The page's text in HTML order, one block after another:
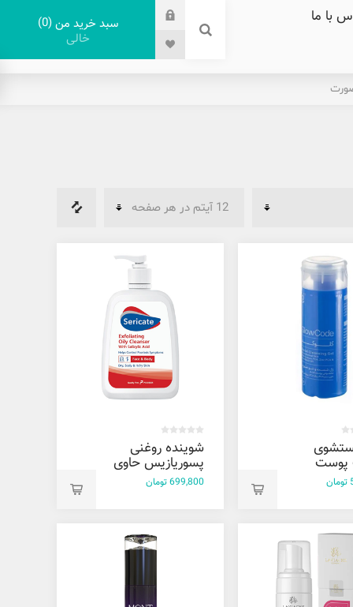
با ما سبد خرید من 0
خالی
پوست
شوینده روغنی
پسوریازیس حاوی
سالیسیلیک اسید
سری کیت 250
699,800 تومان